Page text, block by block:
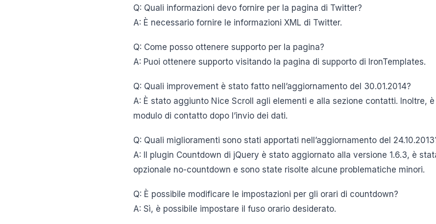
Q: Quali informazioni devo fornire per la pagina di Twitter?
A: È necessario fornire le informazioni XML di Twitter.
Q: Come posso ottenere supporto per la pagina?
A: Puoi ottenere supporto visitando la pagina di supporto di IronTemplates.
Q: Quali improvement è stato fatto nell’aggiornamento del 30.01.2014?
A: È stato aggiunto Nice Scroll agli elementi e alla sezione contatti. Inoltre,
modulo di contatto dopo l’invio dei dati.
Q: Quali miglioramenti sono stati apportati nell’aggiornamento del
A: Il plugin Countdown di jQuery è stato aggiornato alla versione 1.6.3, è
opzionale no-countdown e sono state risolte alcune problematiche minori.
Q: È possibile modificare le impostazioni per gli orari di countdown?
A: Sì, è possibile impostare il fuso orario desiderato.